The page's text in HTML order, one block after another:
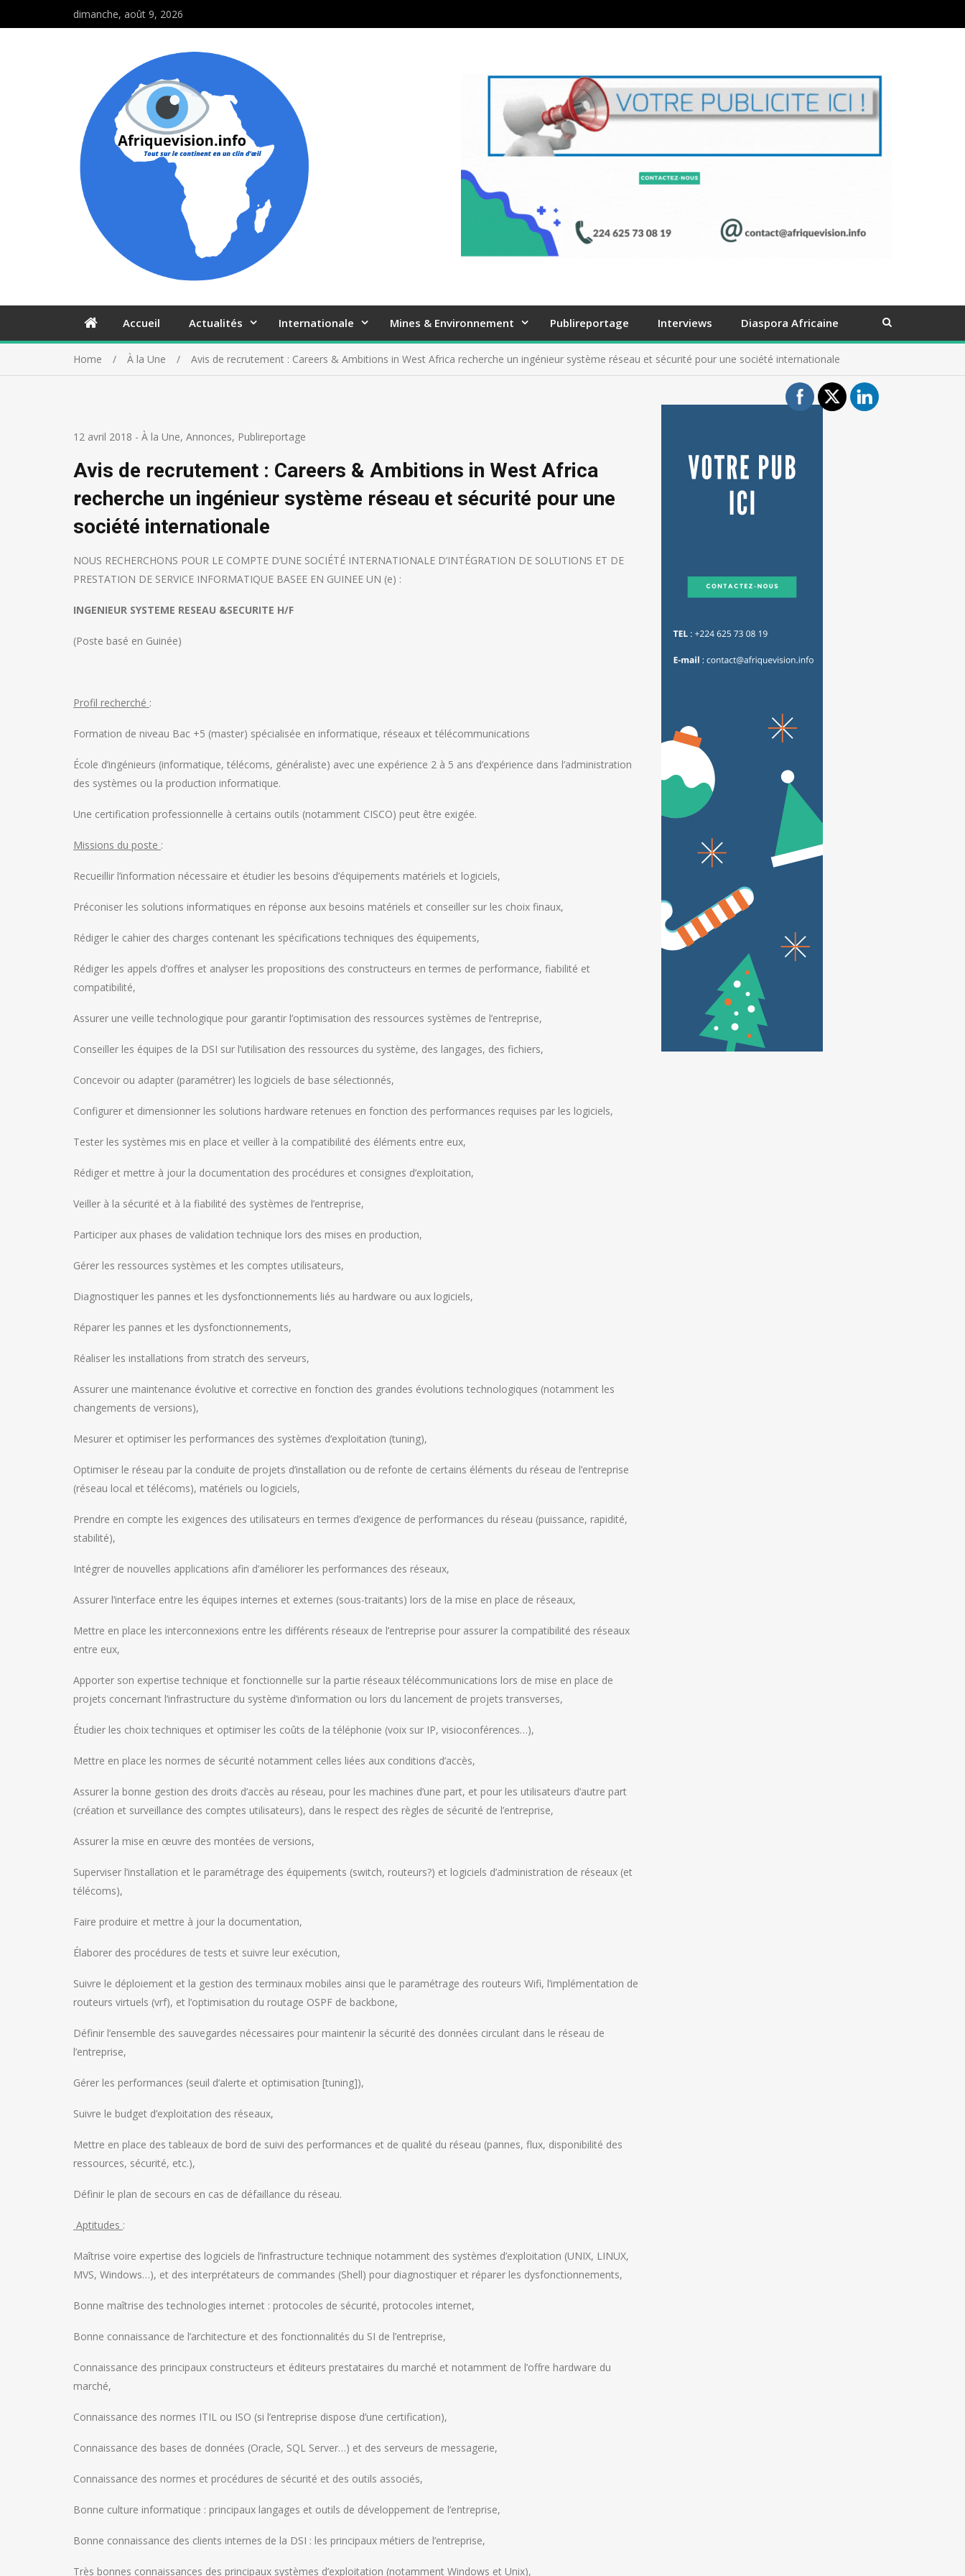
dimanche, août 9, 2026
Accueil Actualités Internationale Mines & Environnement Publireportage Interviews Diaspora Africaine
Home À la Une Avis de recrutement : Careers & Ambitions in West Africa recherche un ingénieur système réseau et sécurité pour une société internationale
12 avril 2018 - À la Une, Annonces, Publireportage
Avis de recrutement : Careers & Ambitions in West Africa
recherche un ingénieur système réseau et sécurité pour une
société internationale
NOUS RECHERCHONS POUR LE COMPTE D’UNE SOCIÉTÉ INTERNATIONALE D’INTÉGRATION DE SOLUTIONS ET DE
PRESTATION DE SERVICE INFORMATIQUE BASEE EN GUINEE UN (e) :
INGENIEUR SYSTEME RESEAU &SECURITE H/F
(Poste basé en Guinée)
Profil recherché :
Formation de niveau Bac +5 (master) spécialisée en informatique, réseaux et télécommunications
École d’ingénieurs (informatique, télécoms, généraliste) avec une expérience 2 à 5 ans d’expérience dans l’administration
des systèmes ou la production informatique.
Une certification professionnelle à certains outils (notamment CISCO) peut être exigée.
Missions du poste :
Recueillir l’information nécessaire et étudier les besoins d’équipements matériels et logiciels,
Préconiser les solutions informatiques en réponse aux besoins matériels et conseiller sur les choix finaux,
Rédiger le cahier des charges contenant les spécifications techniques des équipements,
Rédiger les appels d’offres et analyser les propositions des constructeurs en termes de performance, fiabilité et
compatibilité,
Assurer une veille technologique pour garantir l’optimisation des ressources systèmes de l’entreprise,
Conseiller les équipes de la DSI sur l’utilisation des ressources du système, des langages, des fichiers,
Concevoir ou adapter (paramétrer) les logiciels de base sélectionnés,
Configurer et dimensionner les solutions hardware retenues en fonction des performances requises par les logiciels,
Tester les systèmes mis en place et veiller à la compatibilité des éléments entre eux,
Rédiger et mettre à jour la documentation des procédures et consignes d’exploitation,
Veiller à la sécurité et à la fiabilité des systèmes de l’entreprise,
Participer aux phases de validation technique lors des mises en production,
Gérer les ressources systèmes et les comptes utilisateurs,
Diagnostiquer les pannes et les dysfonctionnements liés au hardware ou aux logiciels,
Réparer les pannes et les dysfonctionnements,
Réaliser les installations from stratch des serveurs,
Assurer une maintenance évolutive et corrective en fonction des grandes évolutions technologiques (notamment les
changements de versions),
Mesurer et optimiser les performances des systèmes d’exploitation (tuning),
Optimiser le réseau par la conduite de projets d’installation ou de refonte de certains éléments du réseau de l’entreprise
(réseau local et télécoms), matériels ou logiciels,
Prendre en compte les exigences des utilisateurs en termes d’exigence de performances du réseau (puissance, rapidité,
stabilité),
Intégrer de nouvelles applications afin d’améliorer les performances des réseaux,
Assurer l’interface entre les équipes internes et externes (sous-traitants) lors de la mise en place de réseaux,
Mettre en place les interconnexions entre les différents réseaux de l’entreprise pour assurer la compatibilité des réseaux
entre eux,
Apporter son expertise technique et fonctionnelle sur la partie réseaux télécommunications lors de mise en place de
projets concernant l’infrastructure du système d’information ou lors du lancement de projets transverses,
Étudier les choix techniques et optimiser les coûts de la téléphonie (voix sur IP, visioconférences…),
Mettre en place les normes de sécurité notamment celles liées aux conditions d’accès,
Assurer la bonne gestion des droits d’accès au réseau, pour les machines d’une part, et pour les utilisateurs d’autre part
(création et surveillance des comptes utilisateurs), dans le respect des règles de sécurité de l’entreprise,
Assurer la mise en œuvre des montées de versions,
Superviser l’installation et le paramétrage des équipements (switch, routeurs?) et logiciels d’administration de réseaux (et
télécoms),
Faire produire et mettre à jour la documentation,
Élaborer des procédures de tests et suivre leur exécution,
Suivre le déploiement et la gestion des terminaux mobiles ainsi que le paramétrage des routeurs Wifi, l’implémentation de
routeurs virtuels (vrf), et l’optimisation du routage OSPF de backbone,
Définir l’ensemble des sauvegardes nécessaires pour maintenir la sécurité des données circulant dans le réseau de
l’entreprise,
Gérer les performances (seuil d’alerte et optimisation [tuning]),
Suivre le budget d’exploitation des réseaux,
Mettre en place des tableaux de bord de suivi des performances et de qualité du réseau (pannes, flux, disponibilité des
ressources, sécurité, etc.),
Définir le plan de secours en cas de défaillance du réseau.
Aptitudes :
Maîtrise voire expertise des logiciels de l’infrastructure technique notamment des systèmes d’exploitation (UNIX, LINUX,
MVS, Windows…), et des interprétateurs de commandes (Shell) pour diagnostiquer et réparer les dysfonctionnements,
Bonne maîtrise des technologies internet : protocoles de sécurité, protocoles internet,
Bonne connaissance de l’architecture et des fonctionnalités du SI de l’entreprise,
Connaissance des principaux constructeurs et éditeurs prestataires du marché et notamment de l’offre hardware du
marché,
Connaissance des normes ITIL ou ISO (si l’entreprise dispose d’une certification),
Connaissance des bases de données (Oracle, SQL Server…) et des serveurs de messagerie,
Connaissance des normes et procédures de sécurité et des outils associés,
Bonne culture informatique : principaux langages et outils de développement de l’entreprise,
Bonne connaissance des clients internes de la DSI : les principaux métiers de l’entreprise,
Très bonnes connaissances des principaux systèmes d’exploitation (notamment Windows et Unix),